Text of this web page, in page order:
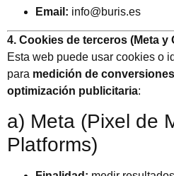
Email: info@buris.es
4. Cookies de terceros (Meta y
Esta web puede usar cookies o
para medición de
optimización publicitaria:
a) Meta (Pixel de
Platforms)